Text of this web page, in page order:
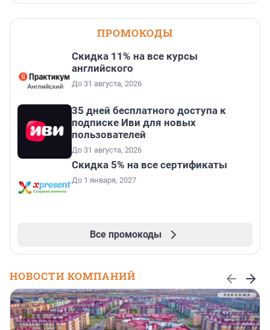
ПРОМОКОДЫ
Скидка 11% на все курсы
английского
До 31 августа, 2026
35 дней бесплатного доступа к
подписке Иви для новых
пользователей
До 31 августа, 2026
Скидка 5% на все сертификаты
До 1 января, 2027
Все промокоды
НОВОСТИ КОМПАНИЙ